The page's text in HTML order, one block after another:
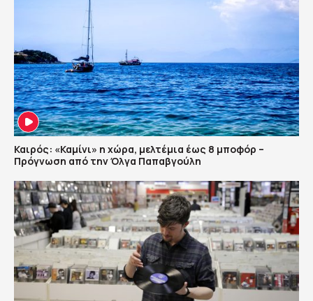
Καιρός: «Καμίνι» η χώρα, μελτέμια έως 8 μποφόρ –
Πρόγνωση από την Όλγα Παπαβγούλη